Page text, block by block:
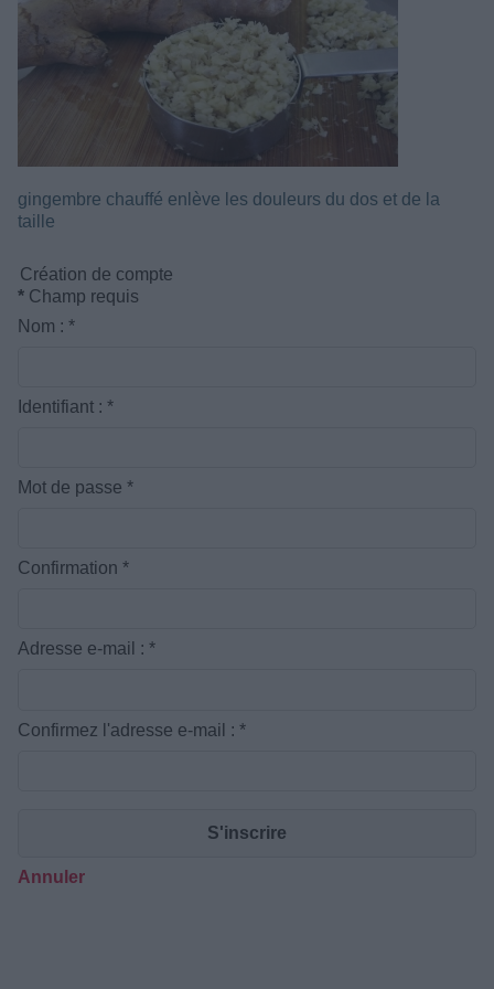
gingembre chauffé enlève les douleurs du dos et de la
taille
Création de compte
* Champ requis
Nom : *
Identifiant : *
Mot de passe *
Confirmation *
Adresse e-mail : *
Confirmez l'adresse e-mail : *
S'inscrire
Annuler